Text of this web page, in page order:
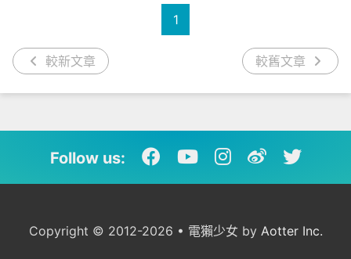
較新文章
1
較舊文章
Follow us:
Copyright © 2012-2026 • 電獺少女 by Aotter Inc.